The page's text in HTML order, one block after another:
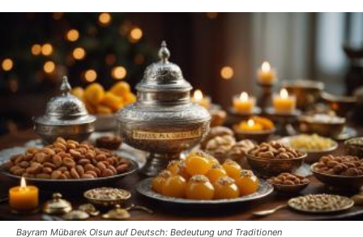
Bayram Mübarek Olsun auf Deutsch: Bedeutung und Traditionen